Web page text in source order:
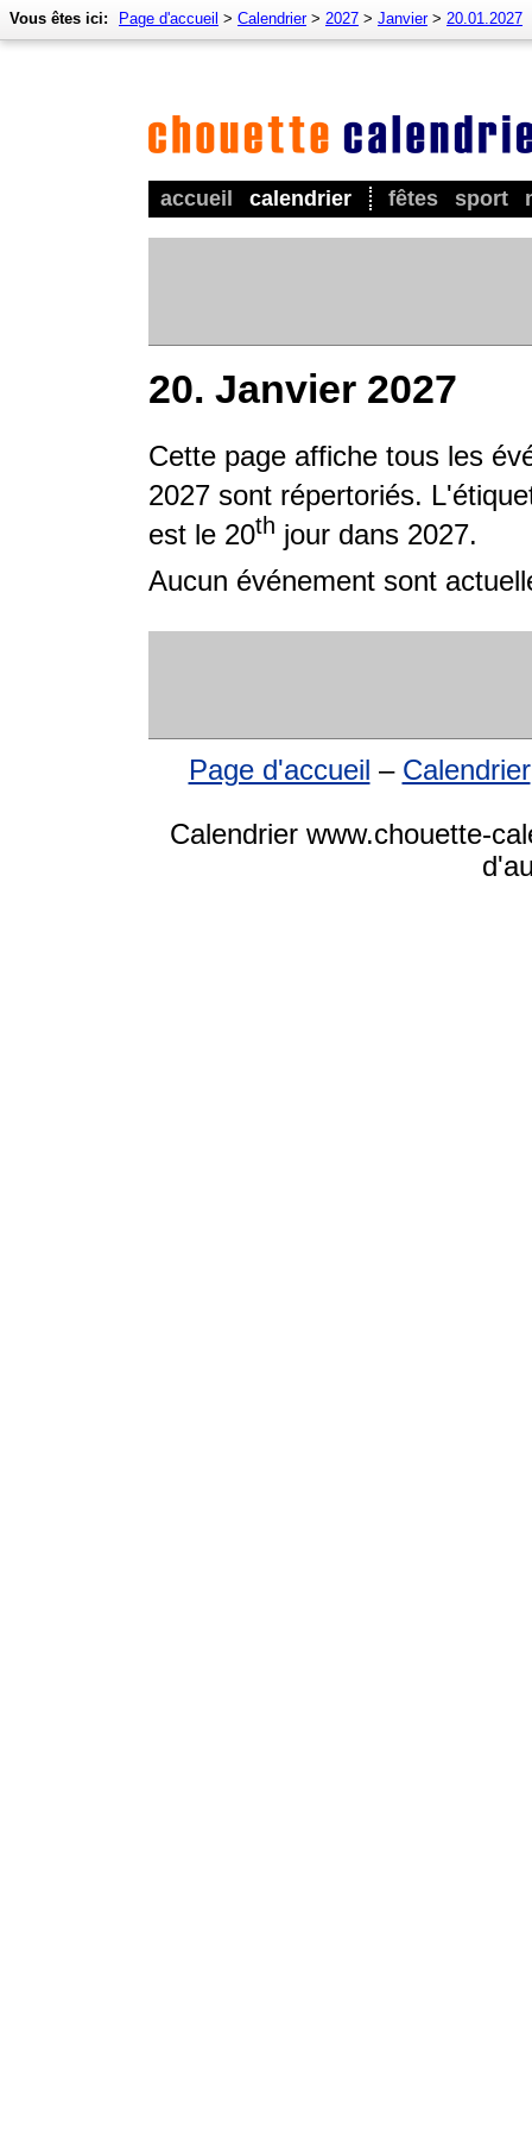
accueil calendrier fêtes sport
Vous êtes ici: Page d'accueil > Calendrier> 2027 > Janvier> 20.01.2027
20. Janvier 2027
Cette page affiche tous les
2027 sont répertoriés.
est le 20th jour dans 2027.
Aucun événement sont
Page d'accueil – Calendrier
Calendrier www.chouette-